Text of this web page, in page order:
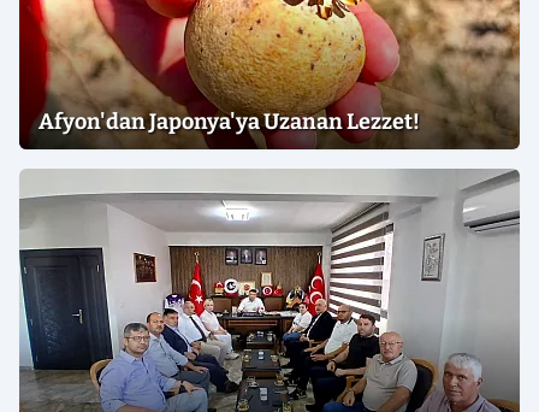
Afyon'dan Japonya'ya Uzanan Lezzet!